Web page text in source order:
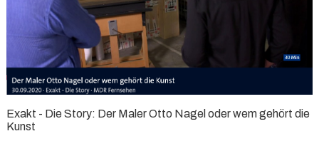
Exakt - Die Story: Der Maler Otto Nagel oder wem gehört die
Kunst